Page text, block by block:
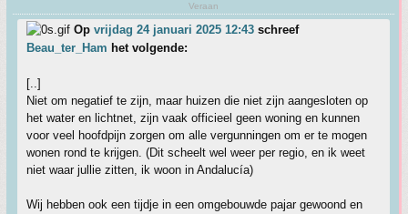
Veraan
Op vrijdag 24 januari 2025 12:43 schreef
Beau_ter_Ham het volgende:
[..]
Niet om negatief te zijn, maar huizen die niet zijn aangesloten op
het water en lichtnet, zijn vaak officieel geen woning en kunnen
voor veel hoofdpijn zorgen om alle vergunningen om er te mogen
wonen rond te krijgen. (Dit scheelt wel weer per regio, en ik weet
niet waar jullie zitten, ik woon in Andalucía)
Wij hebben ook een tijdje in een omgebouwde pajar gewoond en